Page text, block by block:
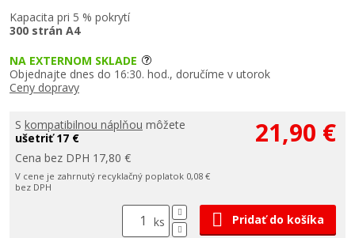
Kapacita pri 5 % pokrytí
300 strán A4
NA EXTERNOM SKLADE
Objednajte dnes do 16:30. hod., doručíme v utorok
Ceny dopravy
S kompatibilnou náplňou môžete
ušetriť 17 €
Cena bez DPH 17,80 €
V cene je zahrnutý recyklačný poplatok 0,08 €
bez DPH
21,90 €
ks Pridať do košíka